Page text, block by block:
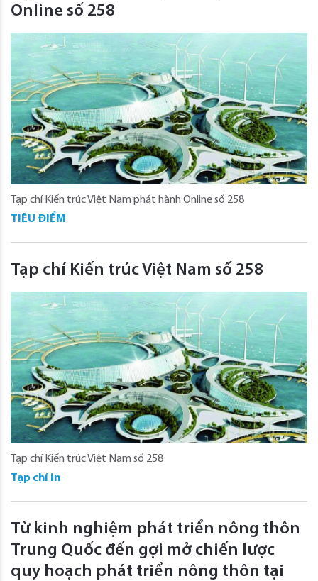
Online số 258
Tạp chí Kiến trúc Việt Nam phát hành Online số 258
TIÊU ĐIỂM
Tạp chí Kiến trúc Việt Nam số 258
Tạp chí Kiến trúc Việt Nam số 258
Tạp chí in
Từ kinh nghiệm phát triển nông thôn
Trung Quốc đến gợi mở chiến lược
quy hoạch phát triển nông thôn tại